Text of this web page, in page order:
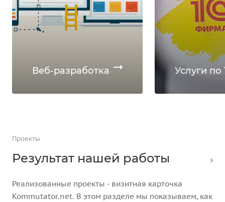
Веб-разработка Услуги по
Проекты
Результат нашей работы
Реализованные проекты - визитная карточка
Kommutator.net. В этом разделе мы показываем, как